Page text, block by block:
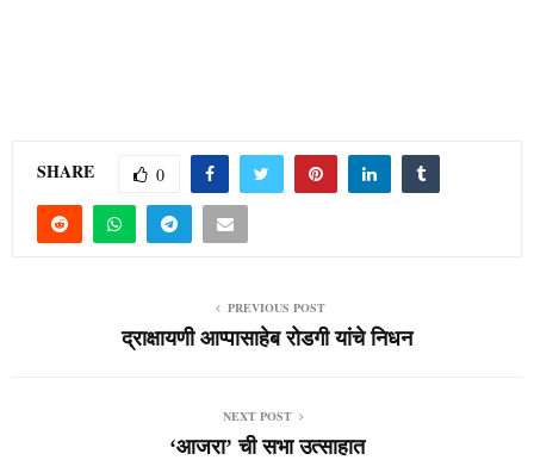
SHARE 0
PREVIOUS POST
द्राक्षायणी आप्पासाहेब रोडगी यांचे निधन
NEXT POST
‘आजरा’ ची सभा उत्साहात